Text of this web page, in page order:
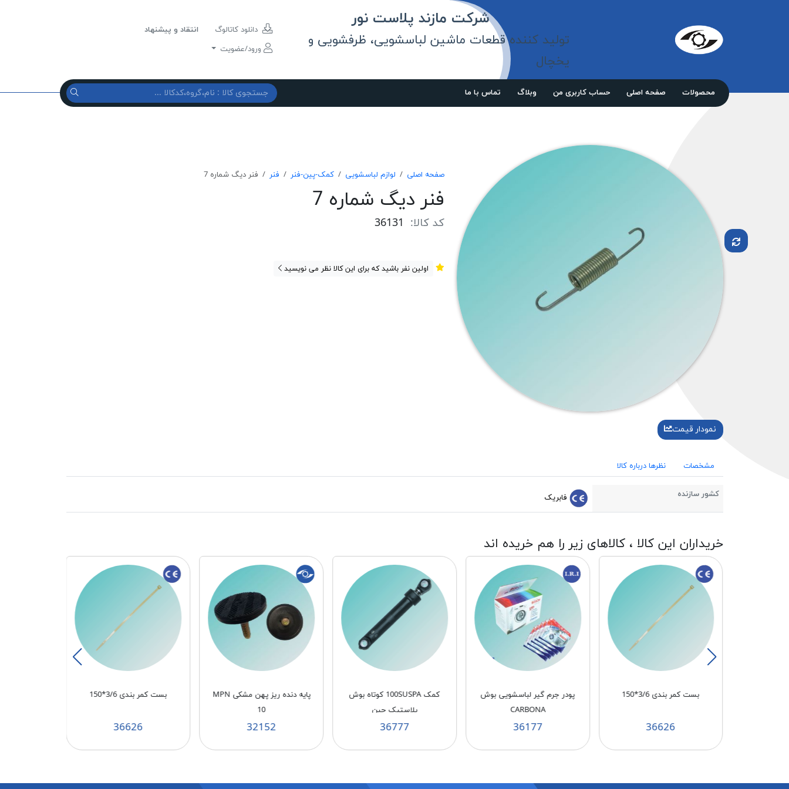
پلاست
شرکت مازند پلاست نور
تولید کننده قطعات ماشین لباسشویی، ظرفشویی و
یخچال
دانلود کاتالوگ
انتقاد و پیشنهاد
ورود/عضویت
محصولات صفحه اصلی حساب کاربری من وبلاگ تماس با ما
نمودار قیمت
صفحه اصلی لوازم لباسشویی کمک-پین-فنر فنر فنر ديگ شماره 7
فنر ديگ شماره 7
کد کالا: 36131
اولین نفر باشید که برای این کالا نظر می نویسید
مشخصات نظرها درباره کالا
کشور سازنده فابریک
خریداران این کالا ، کالاهای زیر را هم خریده اند
بست کمر بندی 3/6*150
36626
پودر جرم گیر لباسشویی بوش
CARBONA
36177
كمک 100SUSPA كوتاه بوش
پلاستيک چين
36777
پایه دنده ریز پهن مشکی MPN
10
32152
بست کمر بندی 3/6*150
36626